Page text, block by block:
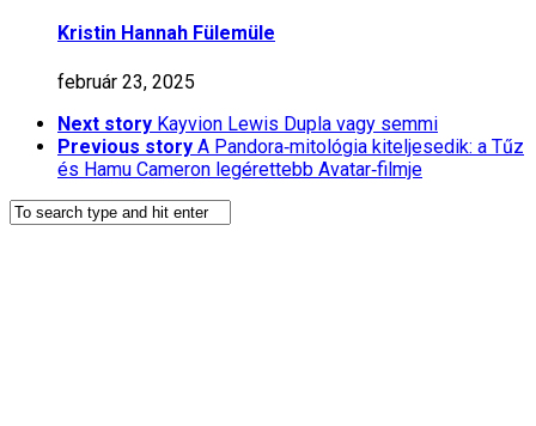
Kristin Hannah Fülemüle
február 23, 2025
Next story Kayvion Lewis Dupla vagy semmi
Previous story A Pandora‑mitológia kiteljesedik: a Tűz
és Hamu Cameron legérettebb Avatar‑filmje